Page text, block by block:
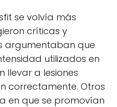
se volvía más
críticas y
argumentaban que
utilizados en
llevar a lesiones
correctamente. Otros
en que se promovían